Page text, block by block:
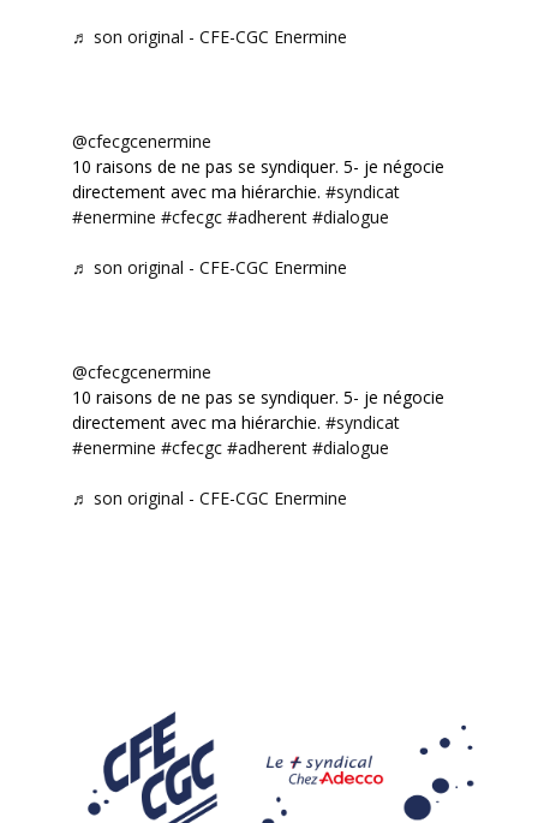
♬ son original - CFE-CGC Enermine
@cfecgcenermine
10 raisons de ne pas se syndiquer. 5- je négocie
directement avec ma hiérarchie. #syndicat
#enermine #cfecgc #adherent #dialogue
♬ son original - CFE-CGC Enermine
@cfecgcenermine
10 raisons de ne pas se syndiquer. 5- je négocie
directement avec ma hiérarchie. #syndicat
#enermine #cfecgc #adherent #dialogue
♬ son original - CFE-CGC Enermine